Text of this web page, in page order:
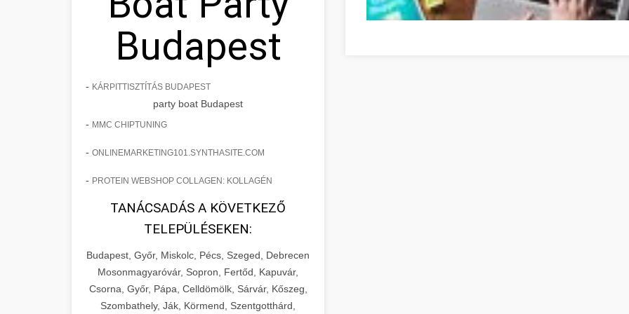
Budapest
- KÁRPITTISZTÍTÁS BUDAPEST
party boat Budapest
- MMC CHIPTUNING
- ONLINEMARKETING101.SYNTHASITE.COM
- PROTEIN WEBSHOP COLLAGEN: KOLLAGÉN
TANÁCSADÁS A KÖVETKEZŐ
TELEPÜLÉSEKEN:
Budapest, Győr, Miskolc, Pécs, Szeged, Debrecen
Mosonmagyaróvár, Sopron, Fertőd, Kapuvár,
Csorna, Győr, Pápa, Celldömölk, Sárvár, Kőszeg,
Szombathely, Ják, Körmend, Szentgotthárd,